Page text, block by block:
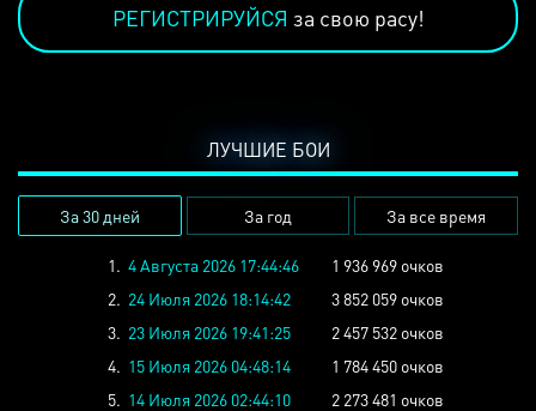
РЕГИСТРИРУЙСЯ за свою расу!
ЛУЧШИЕ БОИ
За 30 дней За год За все время
1. 4 Августа 2026 17:44:46
1 936 969 очков
2. 24 Июля 2026 18:14:42
3 852 059 очков
3. 23 Июля 2026 19:41:25
2 457 532 очков
4. 15 Июля 2026 04:48:14
1 784 450 очков
5. 14 Июля 2026 02:44:10
2 273 481 очков